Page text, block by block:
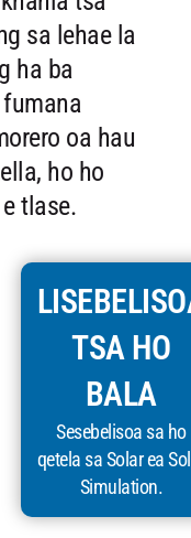
sa lehae la
ha ba
oa hau
ho ho
tlase.
TSA HO
BALA
Sesebelisoa sa ho
qetela sa Solar ea
Simulation.